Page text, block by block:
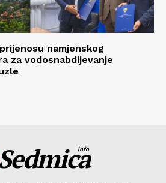
namjenskog
za vodosnabdijevanje
info